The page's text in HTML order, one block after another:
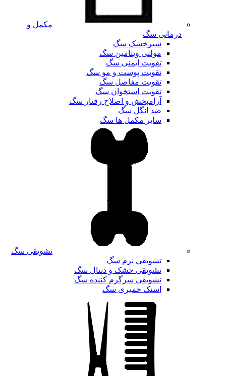
مکمل و
درمانی سگ
شیرخشک سگ
مولتی ویتامین سگ
تقویت ایمنی سگ
تقویت پوست و مو سگ
تقویت مفاصل سگ
تقویت استخوان سگ
آرامبخش و اصلاح رفتار سگ
ضد انگل سگ
سایر مکمل ها سگ
تشویقی سگ
تشویقی نرم سگ
تشویقی خشک و دنتال سگ
تشویقی سرگرم کننده سگ
اسنک خمیری سگ